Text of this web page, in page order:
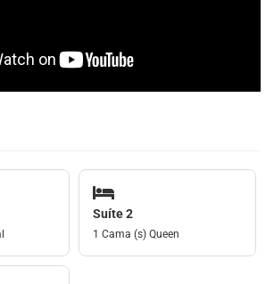
Suíte 2
1 Cama (s) Queen